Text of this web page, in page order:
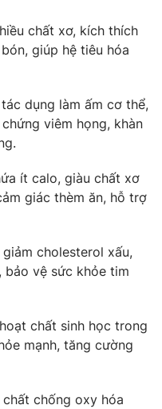
lòng Việt
mình bằng AI
Việt Nam
chất xơ, kích thích
giúp hệ tiêu hóa
dụng làm ấm cơ thể,
viêm họng, khàn
ít calo, giàu chất xơ
giác thèm ăn, hỗ trợ
cholesterol xấu,
bảo vệ sức khỏe tim
chất sinh học trong
mạnh, tăng cường
chống oxy hóa